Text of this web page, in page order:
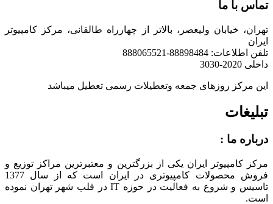
تماس با ما
تهران، خیابان ولیعصر، بالاتر از چهارراه طالقانی، مرکز کامپیوتر
ایران
تلفن اطلاعات: 88898484-888065521
داخلی 2020-3030
این مرکز روزهای جمعه وتعطیلات رسمی تعطیل میباشد
تبلیغات
درباره ما :
مرکز کامپیوتر ایران یکی از بزرگترین و معتبرترین مراکز توزیع و
فروش محصولات کامپیوتری در ایران است که از سال 1377
تاسیس و شروع به فعالیت در حوزه IT در قلب شهر تهران نموده
است.